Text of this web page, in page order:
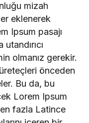
mizah
eklenerek
Ipsum pasajı
olmanız gerekir.
önceden
Bu da, bu
Lorem Ipsum
fazla Latince